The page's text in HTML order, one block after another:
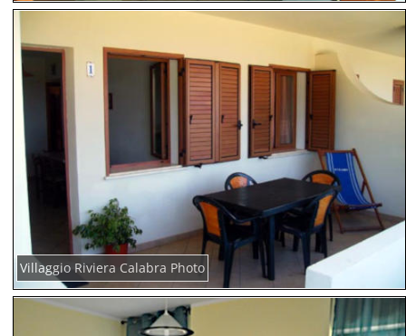
Villaggio Riviera Calabra Photo